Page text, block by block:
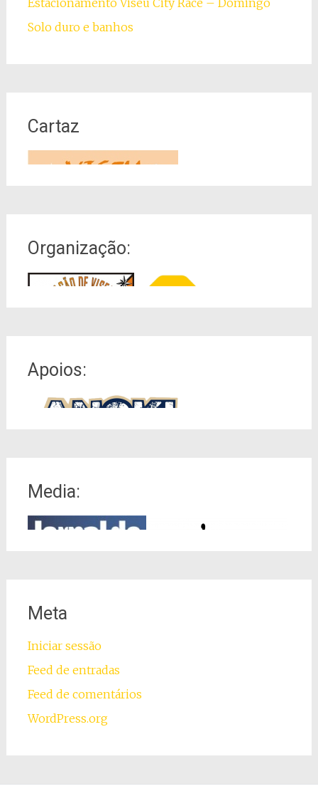
Solo duro e banhos
Cartaz
Organização:
Apoios:
Media:
Meta
Iniciar sessão
Feed de entradas
Feed de comentários
WordPress.org